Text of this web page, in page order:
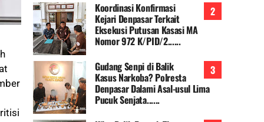
Koordinasi Konfirmasi
Kejari Denpasar Terkait
Eksekusi Putusan Kasasi MA
Nomor 972 K/PID/2......
Gudang Senpi di Balik
Kasus Narkoba? Polresta
Denpasar Dalami Asal-usul Lima
Pucuk Senjata......